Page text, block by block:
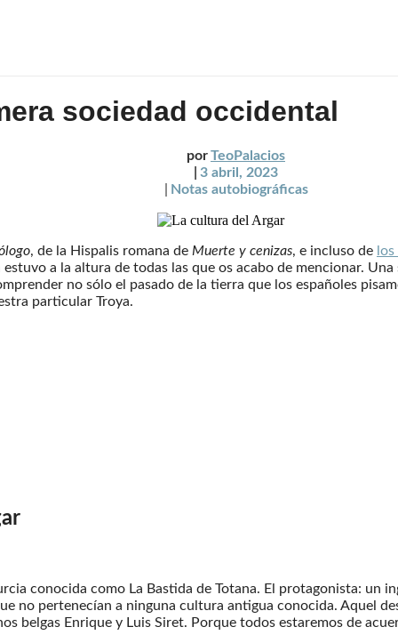
sociedad occidental
porTeoPalacios
3 abril, 2023
Notas autobiográficas
, de la Hispalis romana de Muerte y cenizas, e incluso de
a la altura de todas las que os acabo de mencionar.
no sólo el pasado de la tierra que los españoles
particular Troya.
conocida como La Bastida de Totana. El protagonista: un
no pertenecían a ninguna cultura antigua conocida. Aquel
belgas Enrique y Luis Siret. Porque todos estaremos de